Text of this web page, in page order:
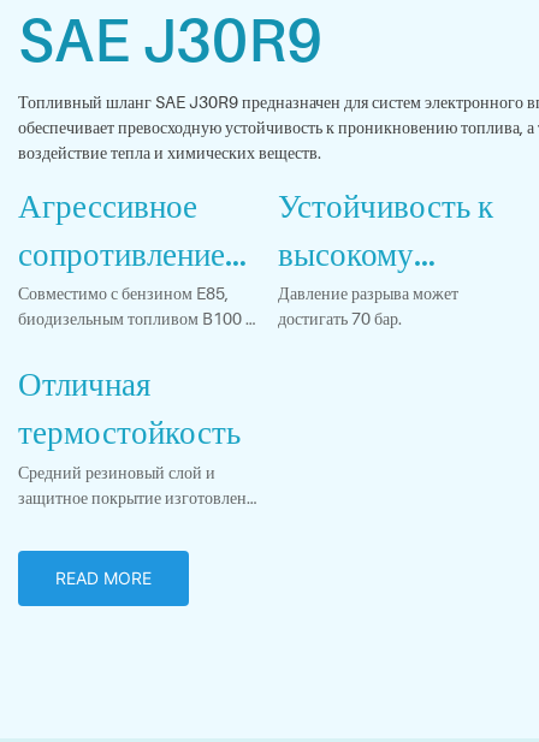
SAE J30R9
Топливный шланг SAE J30R9 предназначен для систем электронного
обеспечивает превосходную устойчивость к проникновению топлива,
воздействие тепла и химических веществ.
Агрессивное
сопротивление
бензину
Совместимо с бензином E85,
биодизельным топливом B100 и
Устойчивость к
высокому
давлению
Давление разрыва может
достигать 70 бар.
Отличная
термостойкость
Средний резиновый слой и
защитное покрытие изготовлены
резины.
READ MORE